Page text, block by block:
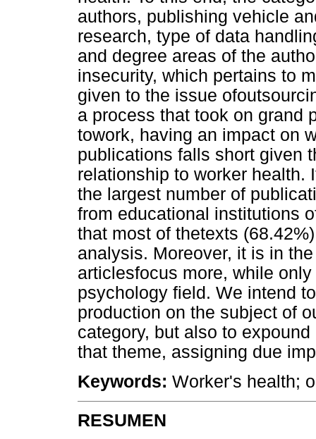
authors, publishing vehicle
research, type of data
and degree areas of the
insecurity, which pertains to
given to the issue
a process that took on grand
towork, having an impact on
publications falls short given
relationship to worker health.
the largest number of
from educational institutions
that most of thetexts
analysis. Moreover, it is in
articlesfocus more, while
psychology field. We intend
production on the subject of
category, but also to
that theme, assigning due
Keywords: Worker's health;
RESUMEN